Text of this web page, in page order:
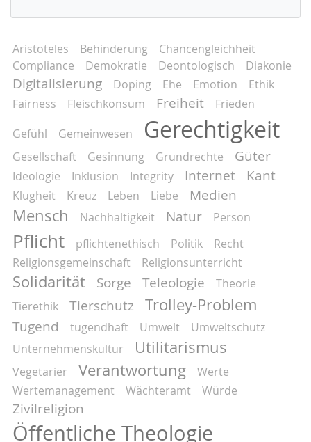
Aristoteles Behinderung
Chancengleichheit
Compliance
Demokratie Deontologisch Diakonie
Digitalisierung Doping Ehe Emotion
Ethik
Fairness
Fleischkonsum Freiheit
Frieden
Gefühl
Gemeinwesen Gerechtigkeit
Gesellschaft Gesinnung Grundrechte Güter
Ideologie Inklusion Integrity Internet Kant
Klugheit Kreuz Leben Liebe Medien
Mensch Nachhaltigkeit Natur Person
Pflicht pflichtenethisch Politik
Recht
Religionsgemeinschaft
Religionsunterricht
Solidarität Sorge Teleologie
Theorie
Tierethik
Tierschutz Trolley-Problem
Tugend tugendhaft Umwelt
Umweltschutz
Unternehmenskultur
Utilitarismus
Vegetarier Verantwortung
Werte
Wertemanagement
Wächteramt Würde
Zivilreligion
Öffentliche Theologie